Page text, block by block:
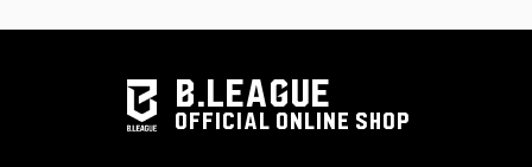
B.LEAGUE
OFFICIAL ONLINE SHOP